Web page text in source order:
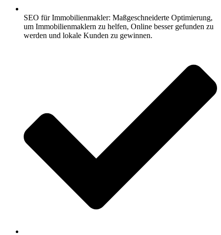
SEO für Immobilienmakler: Maßgeschneiderte Optimierung,
um Immobilienmaklern zu helfen, Online besser gefunden zu
werden und lokale Kunden zu gewinnen.